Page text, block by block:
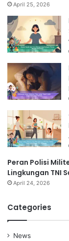
April 25, 2026
Peran Polisi
Lingkungan TNI
April 24, 2026
Categories
News